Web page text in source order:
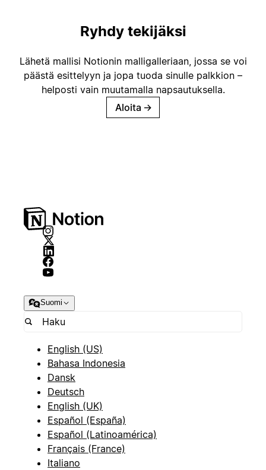
Ryhdy tekijäksi
Lähetä mallisi Notionin malligalleriaan, jossa se voi
päästä esittelyyn ja jopa tuoda sinulle palkkion –
helposti vain muutamalla napsautuksella.
Aloita →
Suomi
English (US)
Bahasa Indonesia
Dansk
Deutsch
English (UK)
Español (España)
Español (Latinoamérica)
Français (France)
Italiano